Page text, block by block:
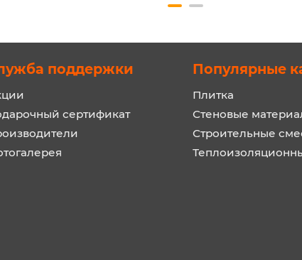
поддержки
сертификат
Популярные
Плитка
Стеновые
Строительные